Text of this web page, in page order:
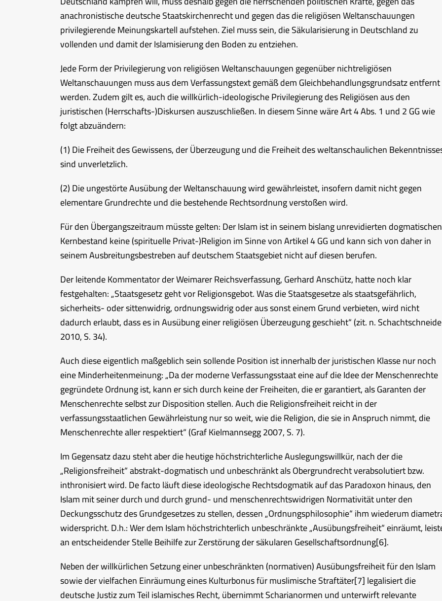
anachronistische deutsche Staatskirchenrecht und gegen das die religiösen Weltanschauungen
privilegierende Meinungskartell aufstehen. Ziel muss sein, die Säkularisierung in Deutschland zu
vollenden und damit der Islamisierung den Boden zu entziehen.
Jede Form der Privilegierung von religiösen Weltanschauungen gegenüber nichtreligiösen
Weltanschauungen muss aus dem Verfassungstext gemäß dem Gleichbehandlungsgrundsatz entfernt
werden. Zudem gilt es, auch die willkürlich-ideologische Privilegierung des Religiösen aus den
juristischen (Herrschafts-)Diskursen auszuschließen. In diesem Sinne wäre Art 4 Abs. 1 und 2 GG wie
folgt abzuändern:
(1) Die Freiheit des Gewissens, der Überzeugung und die Freiheit des weltanschaulichen
sind unverletzlich.
(2) Die ungestörte Ausübung der Weltanschauung wird gewährleistet, insofern damit nicht gegen
elementare Grundrechte und die bestehende Rechtsordnung verstoßen wird.
Für den Übergangszeitraum müsste gelten: Der Islam ist in seinem bislang unrevidierten dogmatischen
Kernbestand keine (spirituelle Privat-)Religion im Sinne von Artikel 4 GG und kann sich von daher in
seinem Ausbreitungsbestreben auf deutschem Staatsgebiet nicht auf diesen berufen.
Der leitende Kommentator der Weimarer Reichsverfassung, Gerhard Anschütz, hatte noch klar
festgehalten: „Staatsgesetz geht vor Religionsgebot. Was die Staatsgesetze als staatsgefährlich,
sicherheits- oder sittenwidrig, ordnungswidrig oder aus sonst einem Grund verbieten, wird nicht
dadurch erlaubt, dass es in Ausübung einer religiösen Überzeugung geschieht“ (zit. n.
2010, S. 34).
Auch diese eigentlich maßgeblich sein sollende Position ist innerhalb der juristischen Klasse nur noch
eine Minderheitenmeinung: „Da der moderne Verfassungsstaat eine auf die Idee der Menschenrechte
gegründete Ordnung ist, kann er sich durch keine der Freiheiten, die er garantiert, als Garanten der
Menschenrechte selbst zur Disposition stellen. Auch die Religionsfreiheit reicht in der
verfassungsstaatlichen Gewährleistung nur so weit, wie die Religion, die sie in Anspruch nimmt, die
Menschenrechte aller respektiert“ (Graf Kielmannsegg 2007, S. 7).
Im Gegensatz dazu steht aber die heutige höchstrichterliche Auslegungswillkür, nach der die
„Religionsfreiheit“ abstrakt-dogmatisch und unbeschränkt als Obergrundrecht verabsolutiert bzw.
inthronisiert wird. De facto läuft diese ideologische Rechtsdogmatik auf das Paradoxon hinaus, den
Islam mit seiner durch und durch grund- und menschenrechtswidrigen Normativität unter den
Deckungsschutz des Grundgesetzes zu stellen, dessen „Ordnungsphilosophie“ ihm wiederum
widerspricht. D.h.: Wer dem Islam höchstrichterlich unbeschränkte „Ausübungsfreiheit“ einräumt,
an entscheidender Stelle Beihilfe zur Zerstörung der säkularen Gesellschaftsordnung[6].
Neben der willkürlichen Setzung einer unbeschränkten (normativen) Ausübungsfreiheit für den Islam
sowie der vielfachen Einräumung eines Kulturbonus für muslimische Straftäter[7]legalisiert die
deutsche Justiz zum Teil islamisches Recht, übernimmt Scharianormen und unterwirft relevante